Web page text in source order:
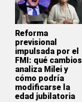
Reforma
previsional
impulsada por el
FMI: qué cambios
analiza Milei y
cómo podría
modificarse la
edad jubilatoria